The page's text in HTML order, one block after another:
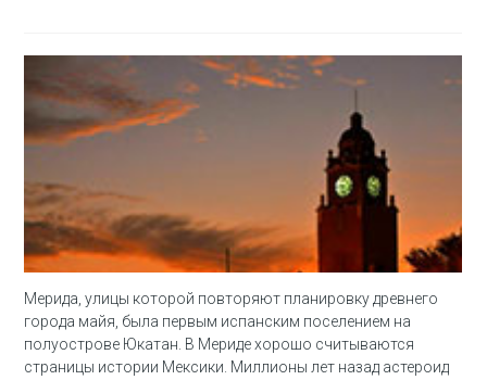
Мерида, улицы которой повторяют планировку древнего
города майя, была первым испанским поселением на
полуострове Юкатан. В Мериде хорошо считываются
страницы истории Мексики. Миллионы лет назад астероид